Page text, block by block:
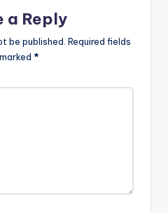
a Reply
be published. Required fields
*